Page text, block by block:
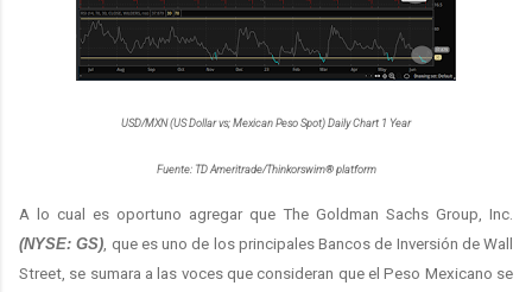
USD/MXN (US Dollar vs; Mexican Peso Spot) Daily Chart 1 Year
Fuente: TD Ameritrade/Thinkorswim® platform
A lo cual es oportuno agregar que The Goldman Sachs Group, Inc.
(NYSE: GS) , que es uno de los principales Bancos de Inversión de Wall
Street, se sumara a las voces que consideran que el Peso Mexicano se